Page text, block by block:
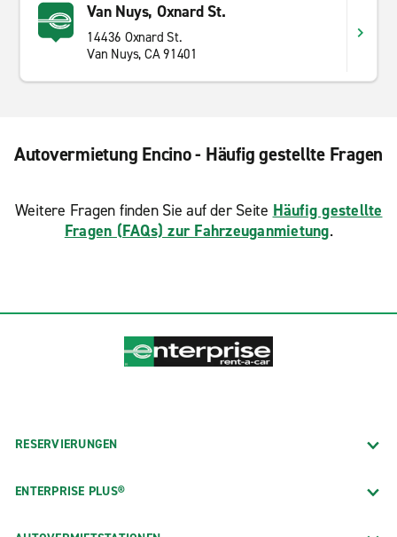
Van Nuys, Oxnard St.
14436 Oxnard St.
Van Nuys, CA 91401
Autovermietung Encino - Häufig gestellte Fragen
Weitere Fragen finden Sie auf der Seite Häufig gestellte
Fragen (FAQs) zur Fahrzeuganmietung.
RESERVIERUNGEN
ENTERPRISE PLUS®